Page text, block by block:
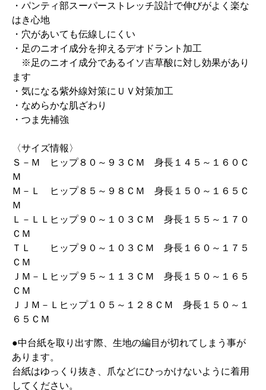
・パンティ部スーパーストレッチ設計で伸びがよく楽な
はき心地
・穴があいても伝線しにくい
・足のニオイ成分を抑えるデオドラント加工
※足のニオイ成分であるイソ吉草酸に対し効果があり
ます
・気になる紫外線対策にＵＶ対策加工
・なめらかな肌ざわり
・つま先補強
〈サイズ情報〉
Ｓ－Ｍ ヒップ８０～９３ＣＭ 身長１４５～１６０Ｃ
Ｍ
Ｍ－Ｌ ヒップ８５～９８ＣＭ 身長１５０～１６５Ｃ
Ｍ
Ｌ－ＬＬヒップ９０～１０３ＣＭ 身長１５５～１７０
ＣＭ
ＴＬ ヒップ９０～１０３ＣＭ 身長１６０～１７５
ＣＭ
ＪＭ－Ｌヒップ９５～１１３ＣＭ 身長１５０～１６５
ＣＭ
ＪＪＭ－Ｌヒップ１０５～１２８ＣＭ 身長１５０～１
６５ＣＭ
●中台紙を取り出す際、生地の編目が切れてしまう事が
あります。
台紙はゆっくり抜き、爪などにひっかけないように着用
してください。